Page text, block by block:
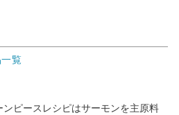
覧
ピースレシピはサーモンを主原料